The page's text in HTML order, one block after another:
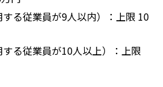
る従業員が9人以内）：上限 10
る従業員が10人以上）：上限